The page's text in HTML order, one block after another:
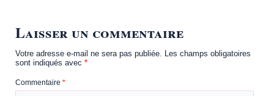
Laisser un commentaire
Votre adresse e-mail ne sera pas publiée.
Les champs obligatoires
sont indiqués avec*
Commentaire*